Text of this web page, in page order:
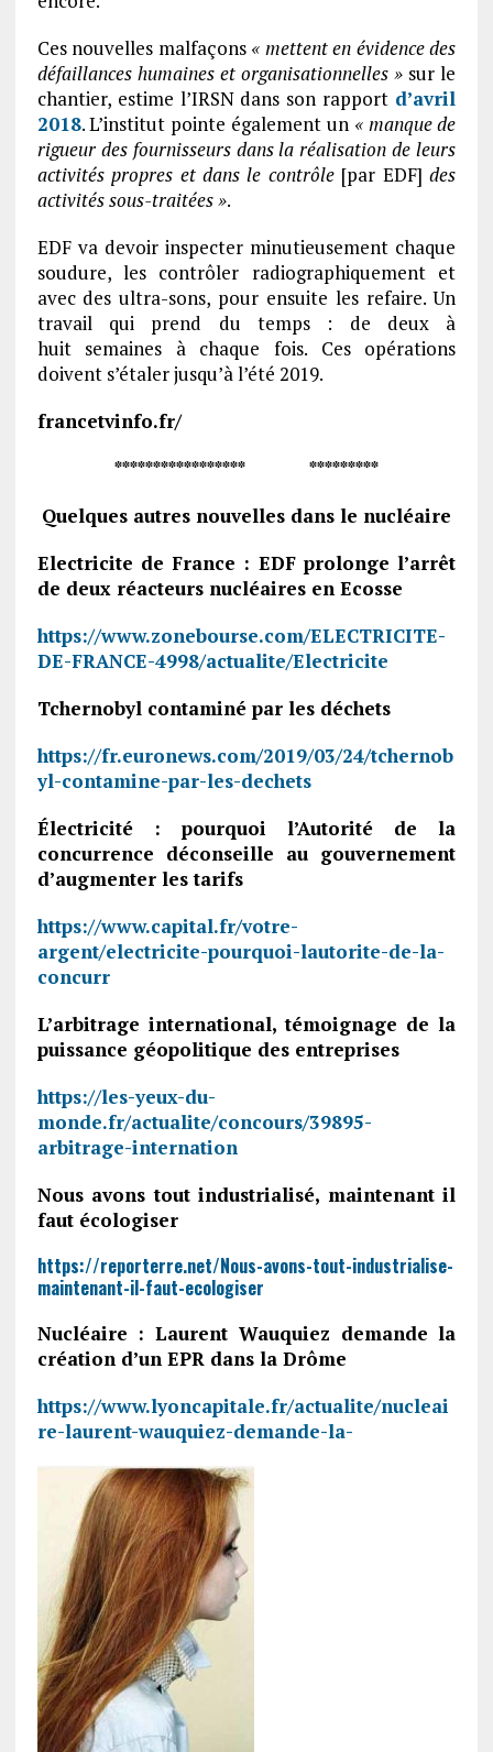
Ces nouvelles malfaçons « mettent en évidence des
défaillances humaines et organisationnelles » sur le
chantier, estime l’IRSN dans son rapport d’avril
2018. L’institut pointe également un « manque de
rigueur des fournisseurs dans la réalisation de leurs
activités propres et dans le contrôle [par EDF] des
activités sous-traitées ».
EDF va devoir inspecter minutieusement chaque
soudure, les contrôler radiographiquement et
avec des ultra-sons, pour ensuite les refaire. Un
travail qui prend du temps : de deux à
huit semaines à chaque fois. Ces opérations
doivent s’étaler jusqu’à l’été 2019.
francetvinfo.fr/
***************** *********
Quelques autres nouvelles dans le nucléaire
Electricite de France : EDF prolonge l’arrêt
de deux réacteurs nucléaires en Ecosse
https://www.zonebourse.com/ELECTRICITE-
DE-FRANCE-4998/actualite/Electricite
Tchernobyl contaminé par les déchets
https://fr.euronews.com/2019/03/24/tchernob
yl-contamine-par-les-dechets
Électricité : pourquoi l’Autorité de la
concurrence déconseille au gouvernement
d’augmenter les tarifs
https://www.capital.fr/votre-
argent/electricite-pourquoi-lautorite-de-la-
concurr
L’arbitrage international, témoignage de la
puissance géopolitique des entreprises
https://les-yeux-du-
monde.fr/actualite/concours/39895-
arbitrage-internation
Nous avons tout industrialisé, maintenant il
faut écologiser
https://reporterre.net/Nous-avons-tout-industrialise-
maintenant-il-faut-ecologiser
Nucléaire : Laurent Wauquiez demande la
création d’un EPR dans la Drôme
https://www.lyoncapitale.fr/actualite/nucleai
re-laurent-wauquiez-demande-la-